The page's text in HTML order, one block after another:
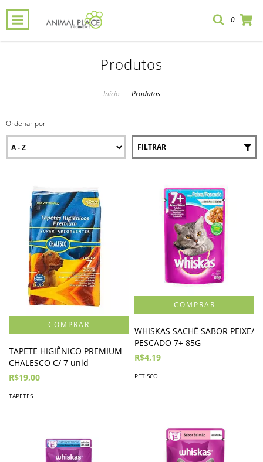
0
Produtos
Início - Produtos
Ordenar por
FILTRAR
TAPETE HIGIÊNICO PREMIUM
CHALESCO C/ 7 unid
R$19,00
TAPETES
WHISKAS SACHÊ SABOR PEIXE/
PESCADO 7+ 85G
R$4,19
PETISCO